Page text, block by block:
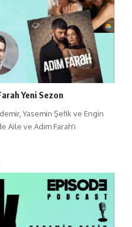
Yeni Sezon
Yasemin Şefik ve Engin
Aile ve Adım Farah'ı